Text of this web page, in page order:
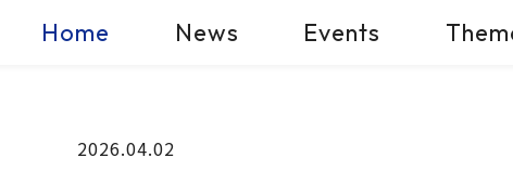
Home News Events
2026.04.02